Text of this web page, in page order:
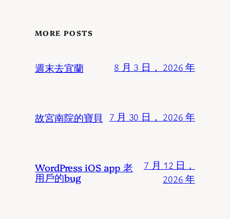
MORE POSTS
週末去宜蘭 8 月 3 日， 2026 年
故宮南院的寶貝 7 月 30 日， 2026 年
WordPress iOS app 老
用戶的bug
7 月 12 日，
2026 年